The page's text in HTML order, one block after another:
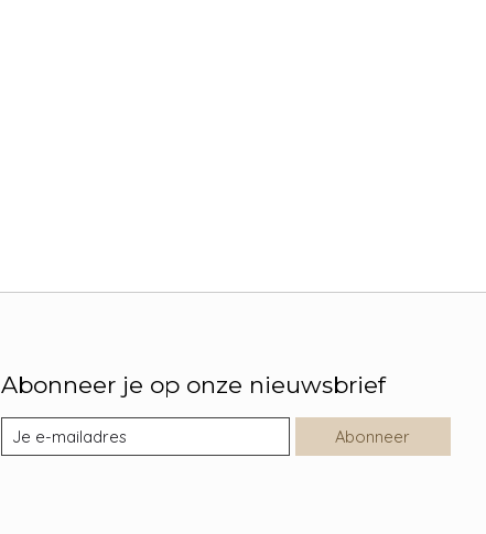
Abonneer je op onze nieuwsbrief
Abonneer